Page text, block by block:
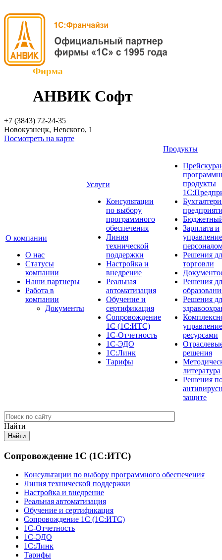
Фирма
АНВИК Софт
+7 (3843) 72-24-35
Новокузнецк, Невского, 1
Посмотреть на карте
О компании
О нас
Cтатусы
компании
Наши партнеры
Работа в
компании
Документы
Услуги
Консультации
по выбору
программного
обеспечения
Линия
технической
поддержки
Настройка и
внедрение
Реальная
автоматизация
Обучение и
сертификация
Сопровождение
1С (1С:ИТС)
1С-Отчетность
1С-ЭДО
1С:Линк
Тарифы
Продукты
продукты
Зарплата и
управление
Решения
торговли
Решения
Решения
управление
ресурсами
решения
литература
Решения
защите
Найти
Сопровождение 1С (1С:ИТС)
Консультации по выбору программного обеспечения
Линия технической поддержки
Настройка и внедрение
Реальная автоматизация
Обучение и сертификация
Сопровождение 1С (1С:ИТС)
1С-Отчетность
1С-ЭДО
1С:Линк
Тарифы